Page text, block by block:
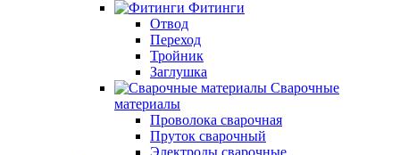
Фитинги
Отвод
Переход
Тройник
Заглушка
Сварочные
материалы
Проволока сварочная
Пруток сварочный
Электроды сварочные